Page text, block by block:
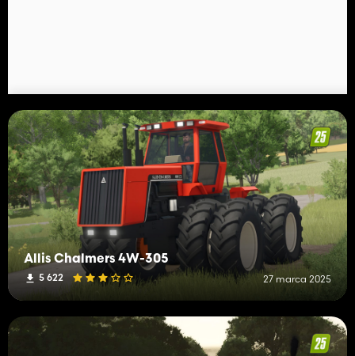
Allis Chalmers 4W-305
5 622 27 marca 2025